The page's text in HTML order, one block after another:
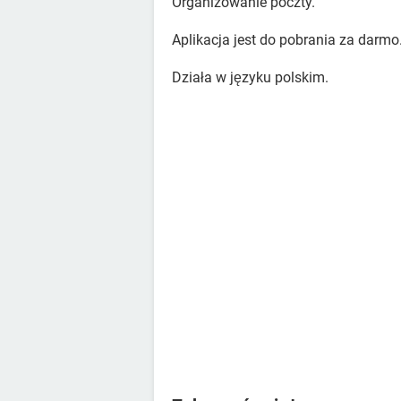
Aplikacja jest do pobrania za
Działa w języku polskim.